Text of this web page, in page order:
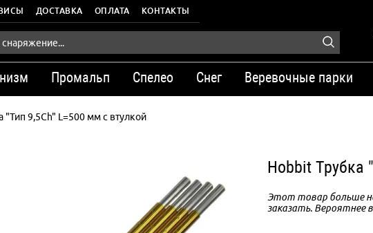
ДОСТАВКА ОПЛАТА КОНТАКТЫ
Промальп Спелео Снег Веревочные парки
"Тип 9,5Ch" L=500 мм с втулкой
Hobbit Трубка
Этот товар больше
заказать. Вероятнее